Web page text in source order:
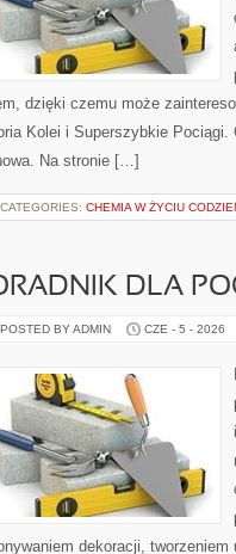
dzięki czemu może
Kolei i Superszybkie
Na stronie […]
CATEGORIES: CHEMIA W ŻYCIU
DLA
POSTED BY ADMIN CZE - 5 - 2026
dekoracji,